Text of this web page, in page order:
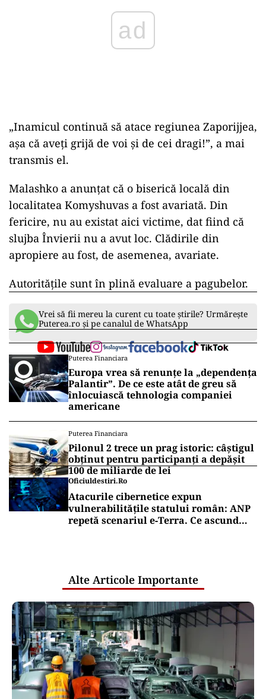
„Inamicul continuă să atace regiunea Zaporijjea,
așa că aveți grijă de voi și de cei dragi!”, a mai
transmis el.
Malashko a anunțat că o biserică locală din
localitatea Komyshuvas a fost avariată. Din
fericire, nu au existat aici victime, dat fiind că
slujba Învierii nu a avut loc. Clădirile din
apropiere au fost, de asemenea, avariate.
Autoritățile sunt în plină evaluare a pagubelor.
Vrei să fii mereu la curent cu toate știrile? Urmărește
Puterea.ro și pe canalul de WhatsApp
Puterea Financiara
Europa vrea să renunțe la „dependența
Palantir”. De ce este atât de greu să
înlocuiască tehnologia companiei
americane
Puterea Financiara
Pilonul 2 trece un prag istoric: câștigul
obținut pentru participanți a depășit
100 de miliarde de lei
Oficiuldestiri.ro
Atacurile cibernetice expun
vulnerabilitățile statului român: ANP
repetă scenariul e‑Terra. Ce ascund
Alte Articole Importante